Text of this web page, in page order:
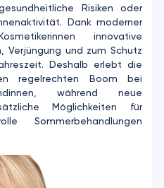
Risiken oder
Dank moderner
innovative
Verjüngung und zum Schutz
Deshalb erlebt die
regelrechten Boom bei
während neue
Möglichkeiten für
Sommerbehandlungen